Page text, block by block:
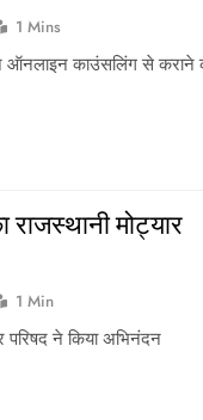
1 Mins
ऑनलाइन काउंसलिंग से कराने
राजस्थानी मोट्यार
1 Min
परिषद ने किया अभिनंदन